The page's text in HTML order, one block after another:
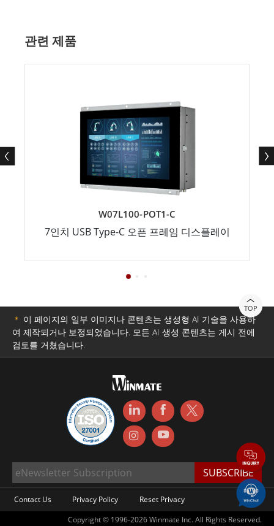
관련 제품
W07L100-POT1-C
7인치 USB Type-C 오픈 프레임 디스플레이
TOP
＊ 이 페이지의 일부 이미지나 콘텐츠는 생성형 AI 기술을 사용하
여 제작되거나 보정되었습니다. 모든 AI 생성 콘텐츠는 게시 전에
검토를 거쳤습니다.
Contact Us Privacy Policy
Reset Privacy
Copyright © 1996-2026 Winmate Inc. All Rights Reserved.